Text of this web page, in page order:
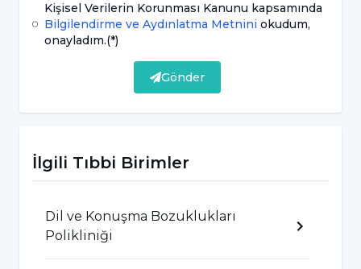
Progresif supranükleer palsi 6. Parkinson 7.
Huntington hastalığı 8. Amyotrofik lateral
skleroz 9. Multipl skleroz 10. Myastania gravis
Dizartri Tipleri Nelerdir?
Spastik dizartri: Üst motor nöron (ÜMN)
lezyonu sonucu (Serebrovasküler Olaylar,
dejeneratif hastalıklarda) vital kapasitede
Kişisel Verilerin Korunması Kanunu kapsamında
Bilgilendirme ve Aydınlatma Metniniokudum,
onayladım.(*)
Gönder
İlgili Tıbbi Birimler
Dil ve Konuşma Bozuklukları
Polikliniği